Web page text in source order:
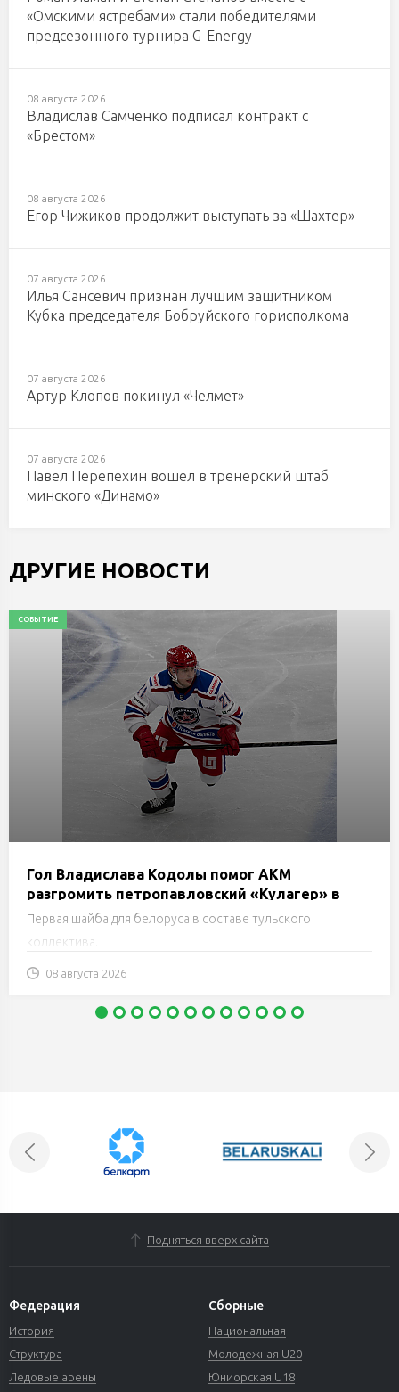
«Омскими ястребами» стали победителями
предсезонного турнира G-Energy
08 августа 2026
Владислав Самченко подписал контракт с
«Брестом»
08 августа 2026
Егор Чижиков продолжит выступать за «Шахтер»
07 августа 2026
Илья Сансевич признан лучшим защитником
Кубка председателя Бобруйского горисполкома
07 августа 2026
Артур Клопов покинул «Челмет»
07 августа 2026
Павел Перепехин вошел в тренерский штаб
минского «Динамо»
ДРУГИЕ НОВОСТИ
СОБЫТИЕ
Гол Владислава Кодолы помог АКМ
разгромить петропавловский «Кулагер» в
Кубке губернатора Оренбургской области
Первая шайба для белоруса в составе тульского
коллектива.
08 августа 2026
Подняться вверх сайта
Федерация
История
Структура
Ледовые арены
Сборные
Национальная
Молодежная U20
Юниорская U18